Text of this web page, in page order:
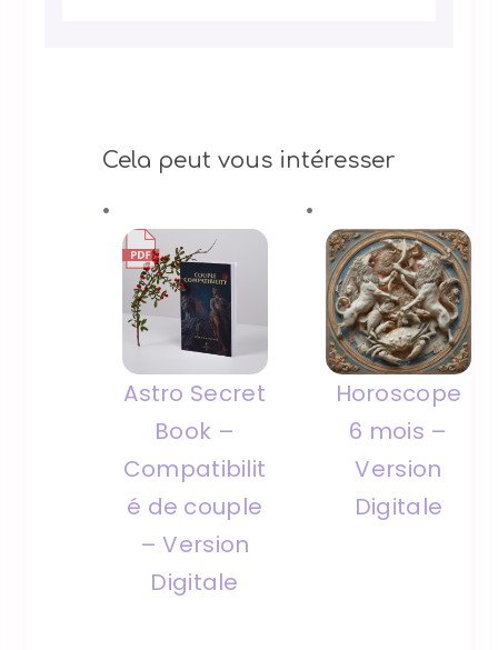
Cela peut vous intéresser
Astro Secret
Book –
Compatibilit
é de couple
– Version
Digitale
Horoscope
6 mois –
Version
Digitale